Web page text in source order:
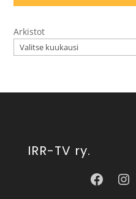
Arkistot
IRR-TV ry.